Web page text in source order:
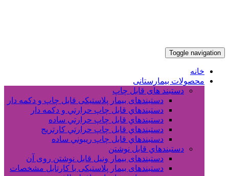
Toggle navigation
خانه
محصولات بیمارستانی
دستبند های قابل چاپ
دستبندهای بیمار پلاستیکی قابل چاپ و دکمه دار
دستبندهاي قابل چاپ حرارتي و دکمه دار
دستبندهاي قابل چاپ حرارتي ساده
دستبندهاي قابل چاپ حرارتي کارتريج
دستبندهاي قابل چاپ ريبوني ساده
دستبندهاي قابل نوشتن
دستبندهای بیمار ونیل قابل نوشتن روی آن
دستبندهای بیمار پلاستیکی با کارتابل مشخصات